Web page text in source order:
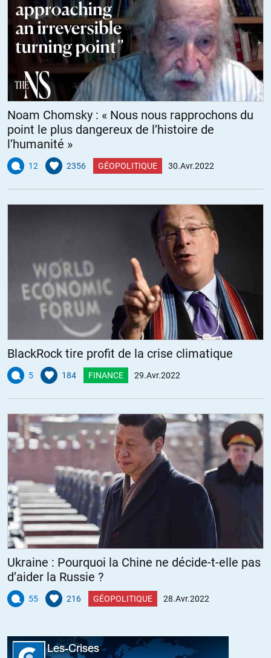
nous sommes la risée des pays non alignés car nous sommes
définitivement à leurs yeux les rois de l’hypocrisie, outrés quand nous
ne sommes pas la source des infractions aux codes moraux que
nous imposons aux autres alors que de notre côté nous les
enfreignoins sans vergogne 🙄🤔
+34 ALERTER
Noam Chomsky : « Nous nous rapprochons du
point le plus dangereux de l’histoire de
l’humanité »
12 2356 GÉOPOLITIQUE 30.Avr.2022
BlackRock tire profit de la crise climatique
5 184 FINANCE 29.Avr.2022
Ukraine : Pourquoi la Chine ne décide-t-elle pas
d’aider la Russie ?
55 216 GÉOPOLITIQUE 28.Avr.2022